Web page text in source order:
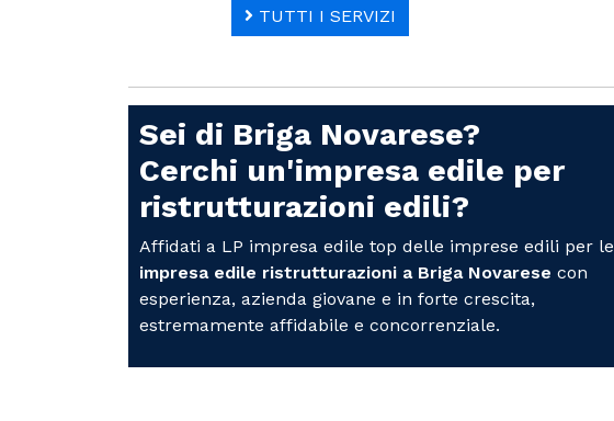
TUTTI I SERVIZI
Sei di Briga Novarese?
Cerchi un'impresa edile per
ristrutturazioni edili?
Affidati a LP impresa edile top delle imprese edili per le
impresa edile ristrutturazioni a Briga Novarese con
esperienza, azienda giovane e in forte crescita,
estremamente affidabile e concorrenziale.